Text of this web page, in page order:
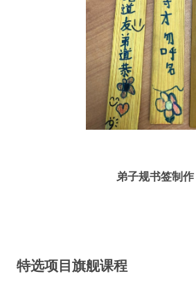
弟子规书签制作
特选项目旗舰课程